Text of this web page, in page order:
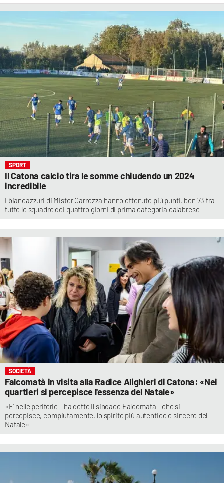
SPORT
Il Catona calcio tira le somme chiudendo un 2024
incredibile
I biancazzuri di Mister Carrozza hanno ottenuto più punti, ben 73 tra
tutte le squadre dei quattro giorni di prima categoria calabrese
SOCIETÀ
Falcomatà in visita alla Radice Alighieri di Catona: «Nei
quartieri si percepisce l'essenza del Natale»
«E’ nelle periferie - ha detto il sindaco Falcomatà - che si
percepisce, compiutamente, lo spirito più autentico e sincero del
Natale»